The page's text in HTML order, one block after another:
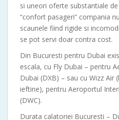
si uneori oferte substantiale
“confort pasageri” compania
scaunele fiind rigide si
se pot servi doar contra cost.
Din Bucuresti pentru Dubai
escala, cu Fly Dubai – pentru
Dubai (DXB) – sau cu Wizz Air
ieftine), pentru Aeroportul
(DWC).
Durata calatoriei Bucuresti –